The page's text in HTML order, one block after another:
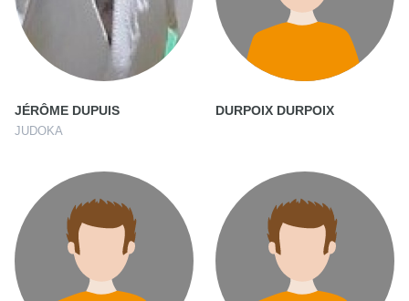
JÉRÔME DUPUIS
JUDOKA
DURPOIX DURPOIX